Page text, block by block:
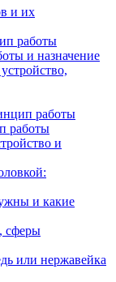
и их
работы
и назначение
работы
работы
и
и какие
сферы
или нержавейка